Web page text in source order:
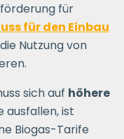
für
für den Einbau
Nutzung von
sich auf höhere
ausfallen, ist
Biogas-Tarife